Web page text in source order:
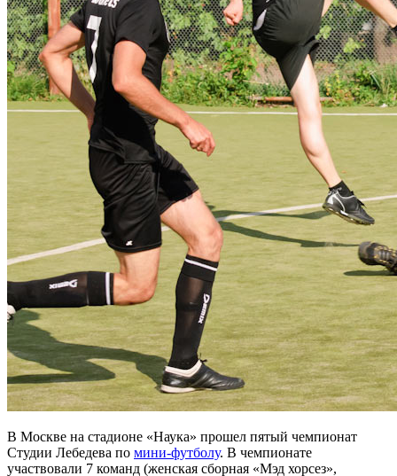
В Москве на стадионе «Наука» прошел пятый чемпионат
Студии Лебедева по мини-футболу. В чемпионате
участвовали 7 команд (женская сборная «Мэд хорсез»,